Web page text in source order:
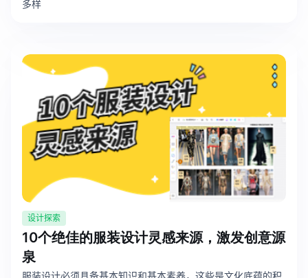
多样
设计探索
10个绝佳的服装设计灵感来源，激发创意源
泉